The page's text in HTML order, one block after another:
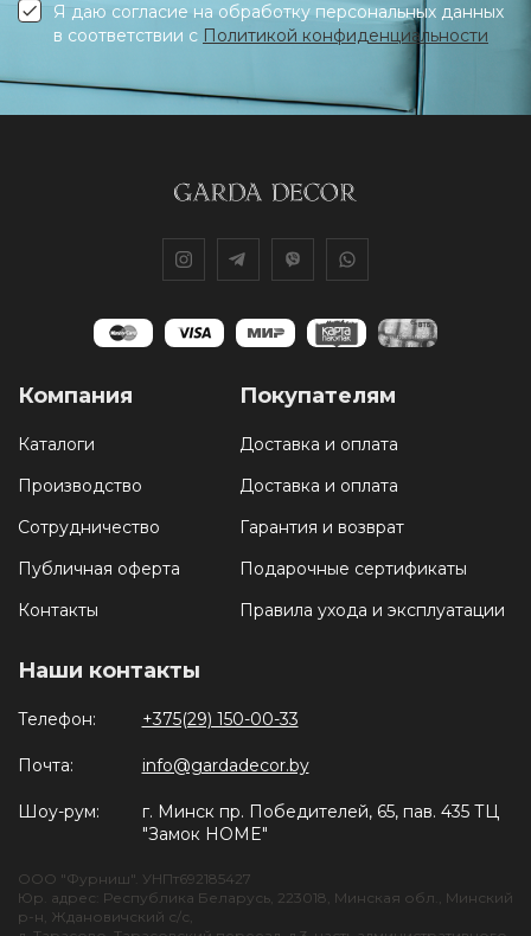
Я даю согласие на обработку персональных данных
в соответствии с Политикой конфиденциальности
Компания
Каталоги
Производство
Сотрудничество
Публичная оферта
Контакты
Покупателям
Доставка и оплата
Доставка и оплата
Гарантия и возврат
Подарочные сертификаты
Правила ухода и эксплуатации
Наши контакты
Телефон: +375(29) 150-00-33
Почта: info@gardadecor.by
Шоу-рум:
г. Минск пр. Победителей, 65, пав. 435 ТЦ
"Замок HOME"
ООО "Фурниш". УНПт692185427
Юр. адрес: Республика Беларусь, 223018, Минская обл., Минский
р-н, Ждановичский с/с,